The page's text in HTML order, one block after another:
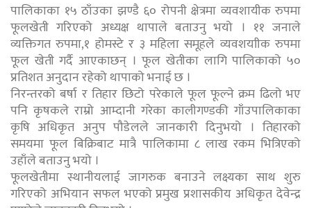
पालिकाका १५ ठाँउका झण्डै ६० रोपनी क्षेत्रमा व्यवशायीक रुपमा
फूलखेती गरिएको अध्यक्ष थापाले बताउनु भयो । ११ जनाले
व्यक्तिगत रुपमा,१ होमस्टे र ३ महिला समूहले व्यवशयाीक रुपमा
फूल खेती गर्दै आएकाछन् । फूल खेतीका लागि पालिकाको ५०
प्रतिशत अनुदान रहेको थापाको भनाई छ ।
निरन्तरको बर्षा र तिहार छिटो परेकाले फूल फूल्ने क्रम ढिलो भए
पनि कृषकले राम्रो आम्दानी गरेका कालीगण्डकी गाँउपालिकाका
कृषि अधिकृत अनुप पौडेलले जानकारी दिनुभयो । तिहारको
समयमा फूल बिक्रिबाट मात्रै पालिकामा ८ लाख रकम भित्रिएको
उहाँले बताउनु भयो ।
फूलखेतीमा स्थानीयलाई जागरुक बनाउने लक्ष्यका साथ शुरु
गरिएको अभियान सफल भएको प्रमुख प्रशासकीय अधिकृत देवेन्द्र